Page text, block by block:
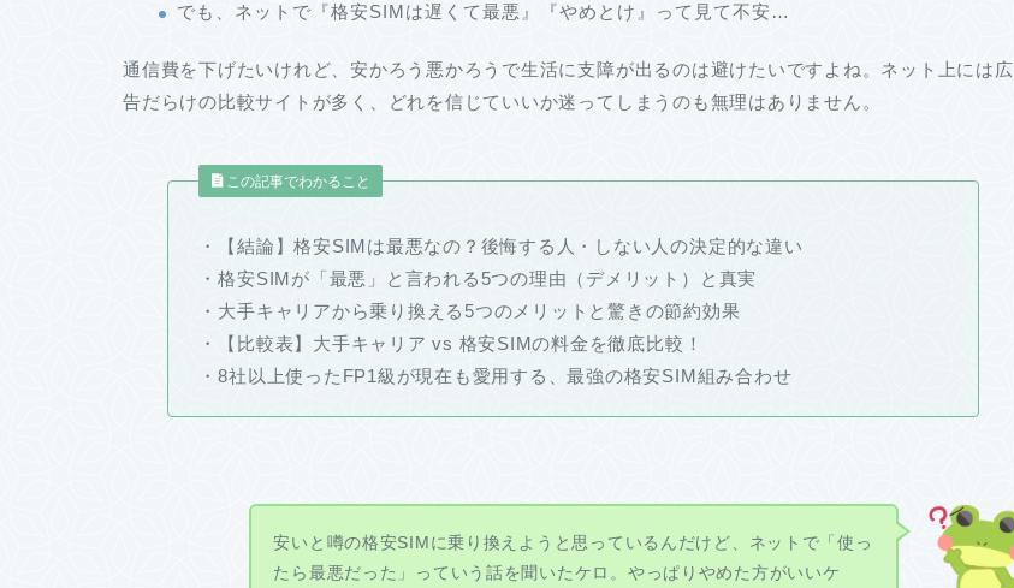
でも、ネットで『格安SIMは遅くて最悪』『やめとけ』って見て不安…
通信費を下げたいけれど、安かろう悪かろうで生活に支障が出るのは避けたいですよね。ネット上には広
告だらけの比較サイトが多く、どれを信じていいか迷ってしまうのも無理はありません。
この記事でわかること
・【結論】格安SIMは最悪なの？後悔する人・しない人の決定的な違い
・格安SIMが「最悪」と言われる5つの理由（デメリット）と真実
・大手キャリアから乗り換える5つのメリットと驚きの節約効果
・【比較表】大手キャリア vs 格安SIMの料金を徹底比較！
・8社以上使ったFP1級が現在も愛用する、最強の格安SIM組み合わせ
安いと噂の格安SIMに乗り換えようと思っているんだけど、ネットで「使っ
たら最悪だった」っていう話を聞いたケロ。やっぱりやめた方がいいケ